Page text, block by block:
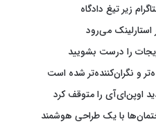
را درست بشویید
و نگران‌کننده‌تر شده است
اوپن‌ای‌آی را متوقف کرد